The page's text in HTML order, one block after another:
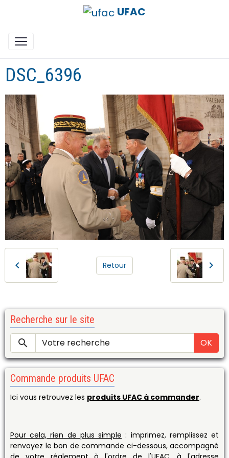
UFAC
DSC_6396
Retour
Recherche sur le site
OK
Commande produits UFAC
Ici vous retrouvez les produits UFAC à commander.
Pour cela, rien de plus simple : imprimez, remplissez et
renvoyez le bon de commande ci-dessous, accompagné